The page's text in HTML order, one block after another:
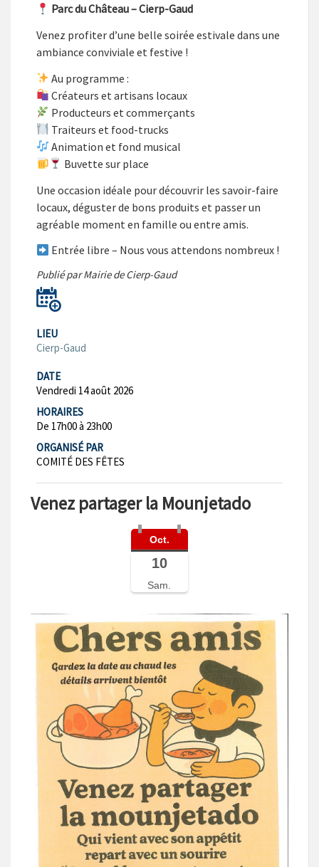
Parc du Château – Cierp-Gaud
Venez profiter d’une belle soirée estivale dans une
ambiance conviviale et festive !
Au programme :
Créateurs et artisans locaux
Producteurs et commerçants
Traiteurs et food-trucks
Animation et fond musical
Buvette sur place
Une occasion idéale pour découvrir les savoir-faire
locaux, déguster de bons produits et passer un
agréable moment en famille ou entre amis.
Entrée libre – Nous vous attendons nombreux !
Publié par Mairie de Cierp-Gaud
LIEU
Cierp-Gaud
DATE
Vendredi 14 août 2026
HORAIRES
De 17h00 à 23h00
ORGANISÉ PAR
COMITÉ DES FÊTES
Venez partager la Mounjetado
Oct.
10
Sam.